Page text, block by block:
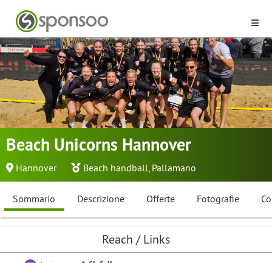
Beach Unicorns Hannover
Hannover Beach handball, Pallamano
Sommario Descrizione Offerte Fotografie
Reach / Links